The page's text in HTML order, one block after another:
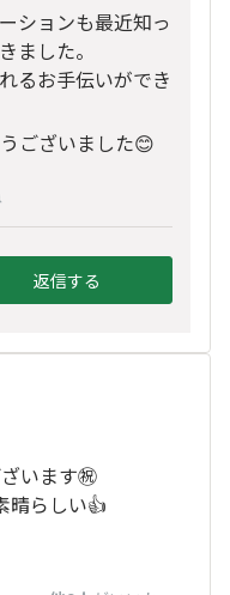
ションも最近知っ
ました。
るお手伝いができ
ございました😊
返信する
います㊗️
晴らしい👍